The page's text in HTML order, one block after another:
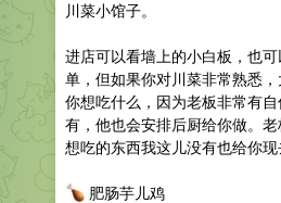
川菜小馆子。
进店可以看墙上的小白板，也
单，但如果你对川菜非常熟悉
你想吃什么，因为老板非常有
有，他也会安排后厨给你做。
想吃的东西我这儿没有也给你现
肥肠芋儿鸡